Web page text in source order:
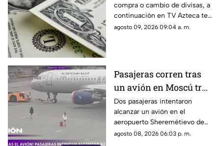
Aguascalientes hoy 9
de agosto de 2026
compra o cambio de divisas, a
continuación en TV Azteca te
informamos cuál es el precio
agosto 09, 2026 09:04 a. m.
Pasajeras corren tras
un avión en Moscú tras
llegar tarde a su vuelo
Dos pasajeras intentaron
alcanzar un avión en el
aeropuerto Sheremétievo de
Moscú tras llegar tarde a su
agosto 08, 2026 06:03 p. m.